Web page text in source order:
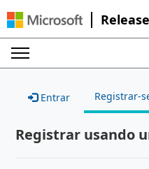
Entrar Registrar-
Registrar usando